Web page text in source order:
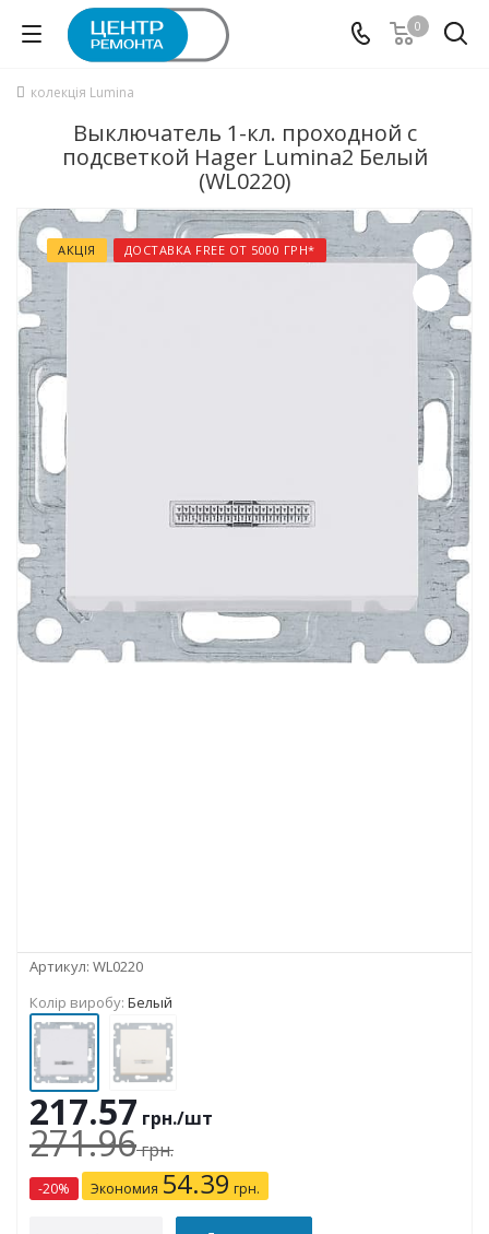
0
колекція Lumina
Выключатель 1-кл. проходной с
подсветкой Hager Lumina2 Белый
(WL0220)
АКЦІЯ ДОСТАВКА FREE ОТ 5000 ГРН*
Артикул: WL0220
Колір виробу: Белый
217.57 грн./шт
271.96грн.
-20% Экономия 54.39 грн.